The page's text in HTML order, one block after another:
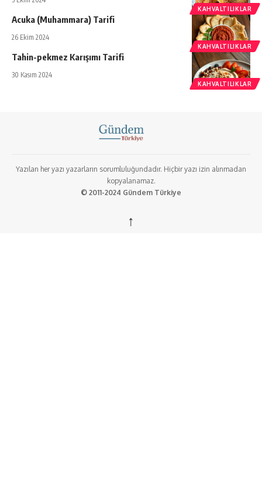
KAHVALTILIKLAR
KAHVALTILIKLAR
Acuka (Muhammara) Tarifi
26 Ekim 2024
KAHVALTILIKLAR
Tahin-pekmez Karışımı Tarifi
30 Kasım 2024
Yazılan her yazı yazarların sorumluluğundadır. Hiçbir yazı izin alınmadan
kopyalanamaz.
© 2011-2024 Gündem Türkiye
↑